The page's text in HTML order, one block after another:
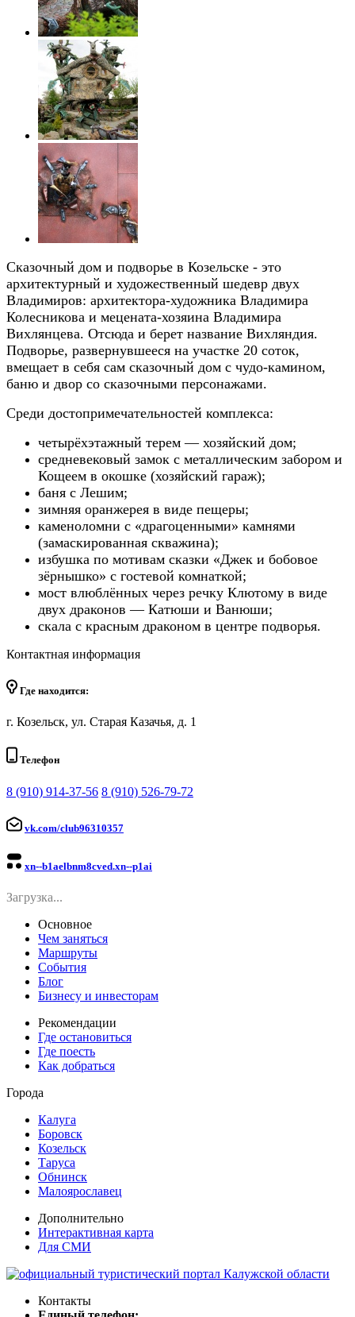
Сказочный дом и подворье в Козельске - это
архитектурный и художественный шедевр двух
Владимиров: архитектора-художника Владимира
Колесникова и мецената-хозяина Владимира
Вихлянцева. Отсюда и берет название Вихляндия.
Подворье, развернувшееся на участке 20 соток,
вмещает в себя сам сказочный дом с чудо-камином,
баню и двор со сказочными персонажами.
Среди достопримечательностей комплекса:
четырёхэтажный терем — хозяйский дом;
средневековый замок с металлическим забором и
Кощеем в окошке (хозяйский гараж);
баня с Лешим;
зимняя оранжерея в виде пещеры;
каменоломни с «драгоценными» камнями
(замаскированная скважина);
избушка по мотивам сказки «Джек и бобовое
зёрнышко» с гостевой комнаткой;
мост влюблённых через речку Клютому в виде
двух драконов — Катюши и Ванюши;
скала с красным драконом в центре подворья.
Контактная информация
Где находится:
г. Козельск, ул. Старая Казачья, д. 1
Телефон
8 (910) 914-37-56 8 (910) 526-79-72
vk.com/club96310357
xn--b1aelbnm8cved.xn--p1ai
Загрузка...
Основное
Чем заняться
Маршруты
События
Блог
Бизнесу и инвесторам
Рекомендации
Где остановиться
Где поесть
Как добраться
Города
Калуга
Боровск
Козельск
Таруса
Обнинск
Малоярославец
Дополнительно
Интерактивная карта
Для СМИ
Контакты